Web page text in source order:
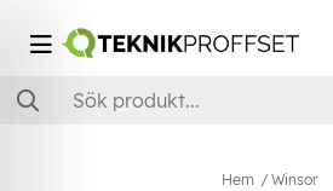
Hem Winsor